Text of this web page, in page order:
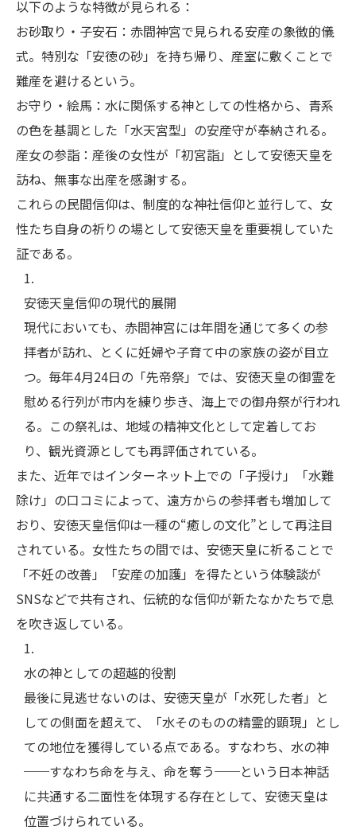
以下のような特徴が見られる：
お砂取り・子安石：赤間神宮で見られる安産の象徴的儀
式。特別な「安徳の砂」を持ち帰り、産室に敷くことで
難産を避けるという。
お守り・絵馬：水に関係する神としての性格から、青系
の色を基調とした「水天宮型」の安産守が奉納される。
産女の参詣：産後の女性が「初宮詣」として安徳天皇を
訪ね、無事な出産を感謝する。
これらの民間信仰は、制度的な神社信仰と並行して、女
性たち自身の祈りの場として安徳天皇を重要視していた
証である。
安徳天皇信仰の現代的展開
現代においても、赤間神宮には年間を通じて多くの参
拝者が訪れ、とくに妊婦や子育て中の家族の姿が目立
つ。毎年4月24日の「先帝祭」では、安徳天皇の御霊を
慰める行列が市内を練り歩き、海上での御舟祭が行われ
る。この祭礼は、地域の精神文化として定着してお
り、観光資源としても再評価されている。
また、近年ではインターネット上での「子授け」「水難
除け」の口コミによって、遠方からの参拝者も増加して
おり、安徳天皇信仰は一種の“癒しの文化”として再注目
されている。女性たちの間では、安徳天皇に祈ることで
「不妊の改善」「安産の加護」を得たという体験談が
SNSなどで共有され、伝統的な信仰が新たなかたちで息
を吹き返している。
水の神としての超越的役割
最後に見逃せないのは、安徳天皇が「水死した者」と
しての側面を超えて、「水そのものの精霊的顕現」とし
ての地位を獲得している点である。すなわち、水の神
──すなわち命を与え、命を奪う──という日本神話
に共通する二面性を体現する存在として、安徳天皇は
位置づけられている。